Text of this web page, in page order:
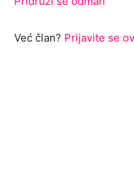
Već član? Prijavite se